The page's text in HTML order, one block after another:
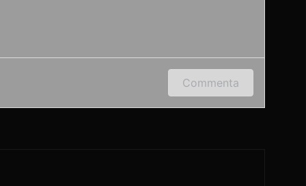
e-mail per lasciare un commento.
Commenta